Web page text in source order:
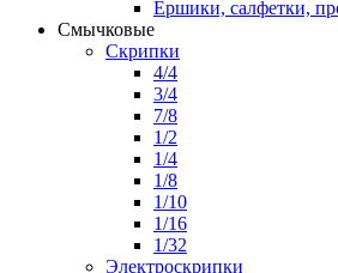
Ершики, салфетки,
Смычковые
Скрипки
4/4
3/4
7/8
1/2
1/4
1/8
1/10
1/16
1/32
Электроскрипки